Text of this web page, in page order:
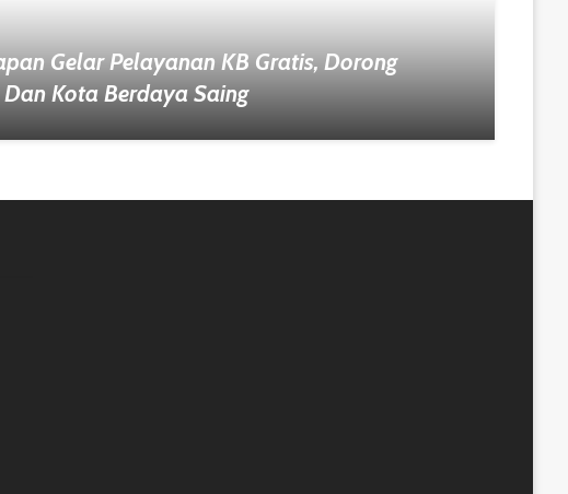
Gelar Pelayanan KB Gratis, Dorong
Kota Berdaya Saing